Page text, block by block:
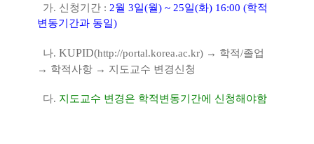
가. 신청기간 : 2월 3일(월) ~ 25일(화) 16:00 (학적
변동기간과 동일)
나. KUPID(http://portal.korea.ac.kr) → 학적/졸업
→ 학적사항 → 지도교수 변경신청
다. 지도교수 변경은 학적변동기간에 신청해야함